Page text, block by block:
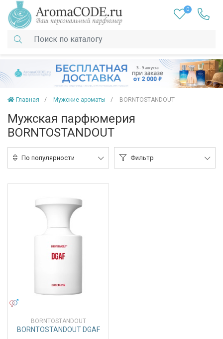
0
Главная Мужские ароматы BORNTOSTANDOUT
Мужская парфюмерия
BORNTOSTANDOUT
По популярности Фильтр
BORNTOSTANDOUT
BORNTOSTANDOUT DGAF